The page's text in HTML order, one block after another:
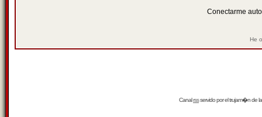
Conectarme
He
Canalrssservido por eltrujam�nde